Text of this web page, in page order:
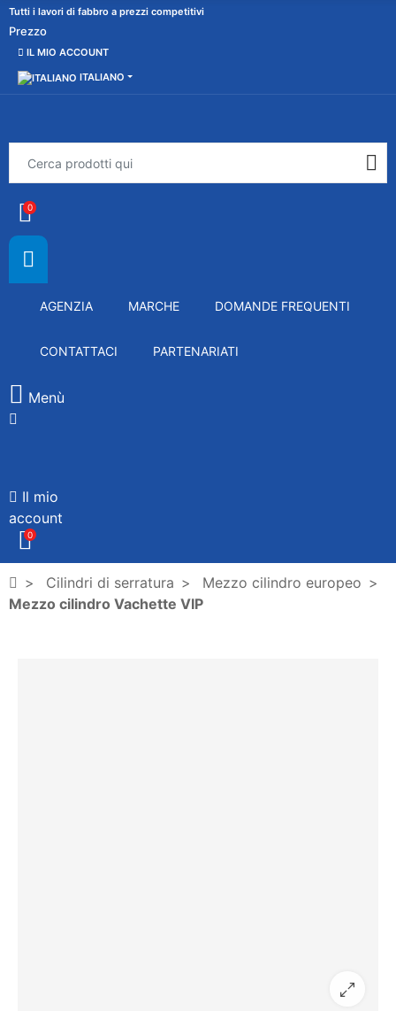
Tutti i lavori di fabbro a prezzi competitivi
Prezzo
IL MIO ACCOUNT
ITALIANO
0
AGENZIA MARCHE DOMANDE FREQUENTI
CONTATTACI PARTENARIATI
Menù
Il mio
account
0
Cilindri di serratura
Mezzo cilindro europeo
Mezzo cilindro Vachette VIP